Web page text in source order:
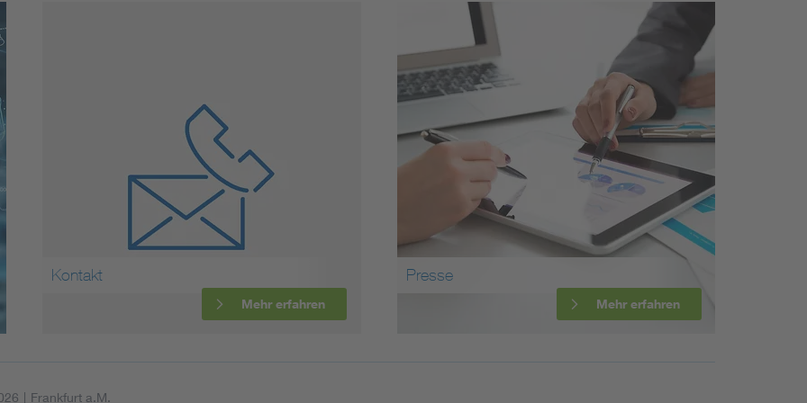
Renewable energies
Environmental Protection
Kontakt
Mehr erfahren
Presse
Mehr erfahren
| Frankfurt a.M.